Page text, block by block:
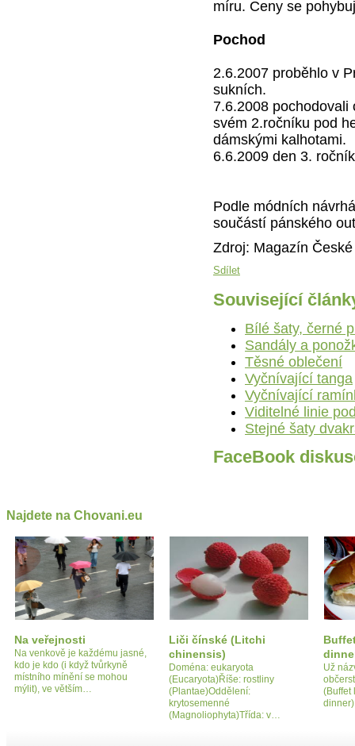
míru. Ceny se
Pochod
2.6.2007 proběhlo v
sukních.
7.6.2008
svém 2.ročníku pod
dámskými kalhotami.
6.6.2009 den 3.
Podle módních
součástí pánského
Zdroj: Magazín
Sdílet
Související
Bílé šaty, černé
Sandály a
Těsné oblečení
Vyčnívající tanga
Vyčnívající
Viditelné linie
Stejné šaty
FaceBook
Najdete na Chovani.eu
Na veřejnosti
Na venkově je každému jasné,
kdo je kdo (i když tvůrkyně
místního mínění se mohou
mýlit), ve větším…
Liči čínské (Litchi
chinensis)
Doména: eukaryota
(Eucaryota)Říše: rostliny
(Plantae)Oddělení:
krytosemenné
(Magnoliophyta)Třída: v…
Už
(Buffet